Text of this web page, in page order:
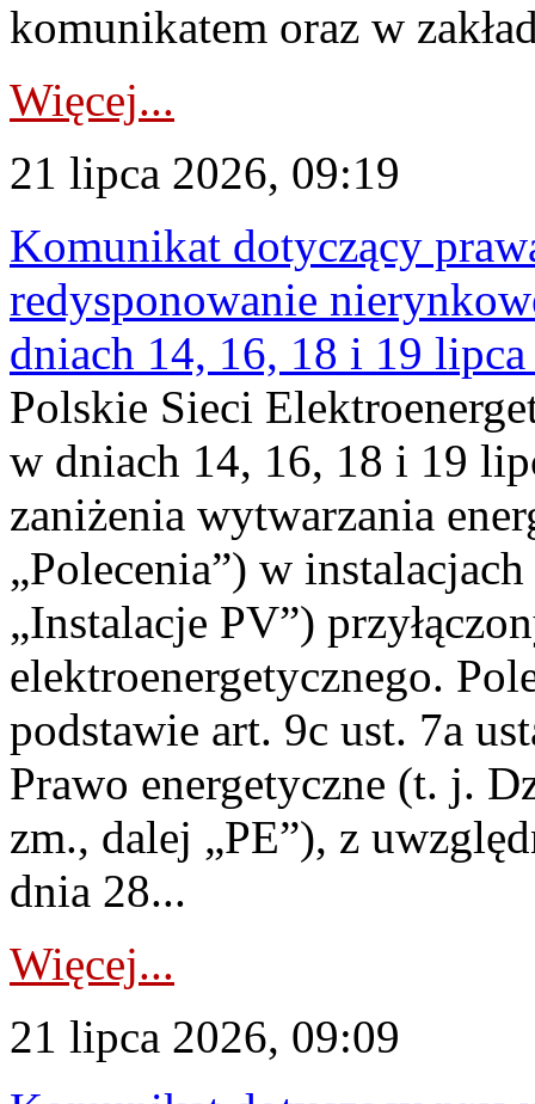
komunikatem oraz w
Więcej...
21 lipca 2026, 09:19
Komunikat dotyczący
redysponowanie
dniach 14, 16, 18 i 19
Polskie Sieci
w dniach 14, 16, 18 i 19
zaniżenia wytwarzania
„Polecenia”) w
„Instalacje PV”)
elektroenergetycznego.
podstawie art. 9c ust. 7a
Prawo energetyczne (t. j.
zm., dalej „PE”), z
dnia 28...
Więcej...
21 lipca 2026, 09:09